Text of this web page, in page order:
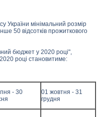
України мінімальний розмір
50 відсотків прожиткового
бюджет у 2020 році",
році становитиме:
- 30
01 жовтня - 31
грудня